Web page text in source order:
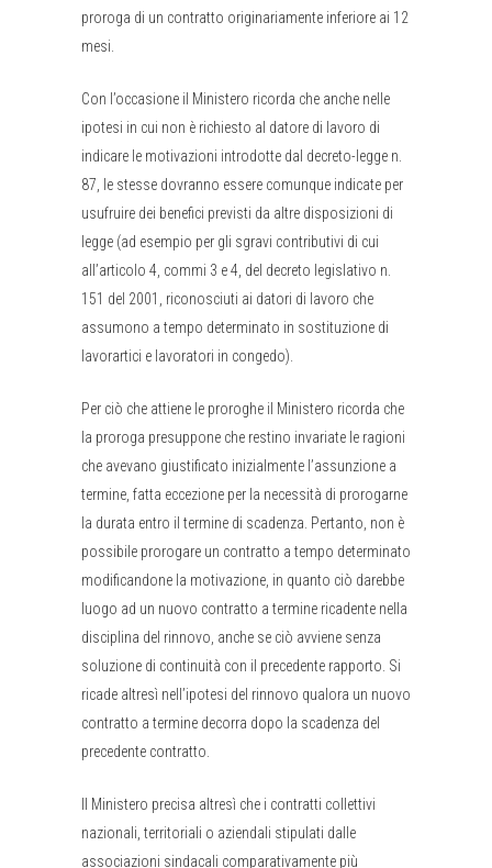
proroga di un contratto originariamente inferiore ai 12
mesi.
Con l’occasione il Ministero ricorda che anche nelle
ipotesi in cui non è richiesto al datore di lavoro di
indicare le motivazioni introdotte dal decreto-legge n.
87, le stesse dovranno essere comunque indicate per
usufruire dei benefici previsti da altre disposizioni di
legge (ad esempio per gli sgravi contributivi di cui
all’articolo 4, commi 3 e 4, del decreto legislativo n.
151 del 2001, riconosciuti ai datori di lavoro che
assumono a tempo determinato in sostituzione di
lavorartici e lavoratori in congedo).
Per ciò che attiene le proroghe il Ministero ricorda che
la proroga presuppone che restino invariate le ragioni
che avevano giustificato inizialmente l’assunzione a
termine, fatta eccezione per la necessità di prorogarne
la durata entro il termine di scadenza. Pertanto, non è
possibile prorogare un contratto a tempo determinato
modificandone la motivazione, in quanto ciò darebbe
luogo ad un nuovo contratto a termine ricadente nella
disciplina del rinnovo, anche se ciò avviene senza
soluzione di continuità con il precedente rapporto. Si
ricade altresì nell’ipotesi del rinnovo qualora un nuovo
contratto a termine decorra dopo la scadenza del
precedente contratto.
Il Ministero precisa altresì che i contratti collettivi
nazionali, territoriali o aziendali stipulati dalle
associazioni sindacali comparativamente più